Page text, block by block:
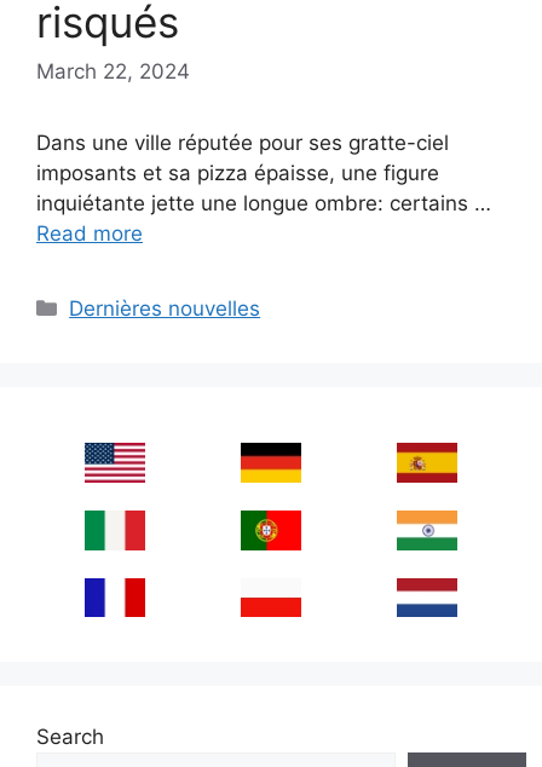
risqués
March 22, 2024
Dans une ville réputée pour ses gratte-ciel
imposants et sa pizza épaisse, une figure
inquiétante jette une longue ombre: certains …
Read more
Categories
Dernières nouvelles
Search